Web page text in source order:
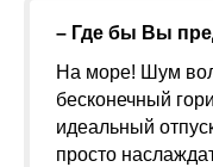
– Где бы Вы
На море! Шум
бесконечный
идеальный
просто